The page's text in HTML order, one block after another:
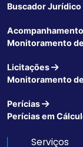
Buscador
Monitoramento
Licitações
Monitoramento
Perícias
Perícias em
Serviços